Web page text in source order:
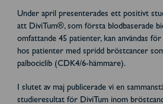
Under april presenterades ett positivt
att DiviTum®, som första blodbaserade
omfattande 45 patienter, kan användas
hos patienter med spridd bröstcancer
palbociclib (CDK4/6-hämmare).
I slutet av maj publicerade vi en
studieresultat för DiviTum inom